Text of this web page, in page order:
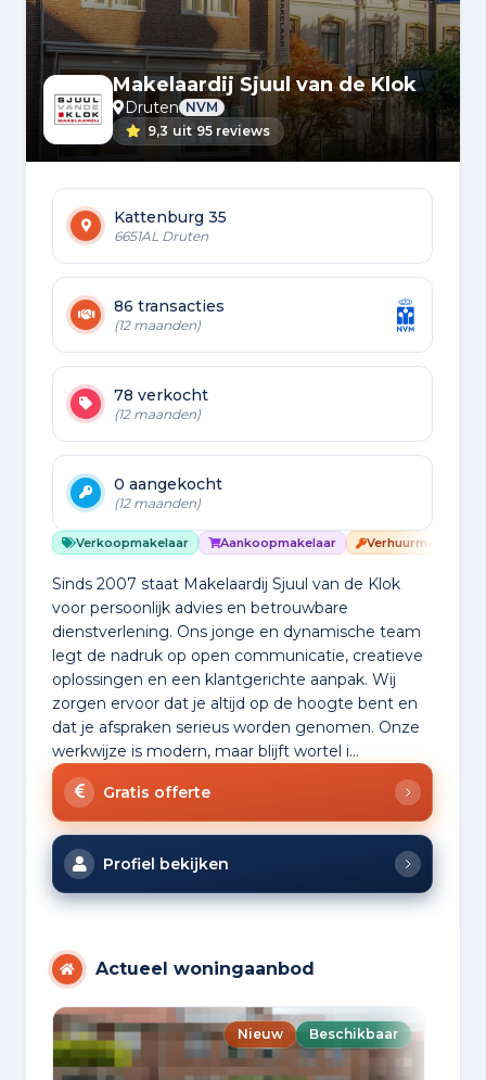
Makelaardij Sjuul van de Klok
Druten NVM
9,3 uit 95 reviews
Kattenburg 35
6651AL Druten
86 transacties
(12 maanden)
78 verkocht
(12 maanden)
0 aangekocht
(12 maanden)
Verkoopmakelaar Aankoopmakelaar Verhuurmakelaar
Sinds 2007 staat Makelaardij Sjuul van de Klok
voor persoonlijk advies en betrouwbare
dienstverlening. Ons jonge en dynamische team
legt de nadruk op open communicatie, creatieve
oplossingen en een klantgerichte aanpak. Wij
zorgen ervoor dat je altijd op de hoogte bent en
dat je afspraken serieus worden genomen. Onze
werkwijze is modern, maar blijft wortel i...
Gratis offerte
Profiel bekijken
Actueel woningaanbod
Nieuw Beschikbaar